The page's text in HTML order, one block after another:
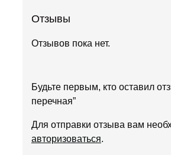
Отзывы
Отзывов пока нет.
Будьте первым, кто оставил
перечная”
Для отправки отзыва вам
авторизоваться.